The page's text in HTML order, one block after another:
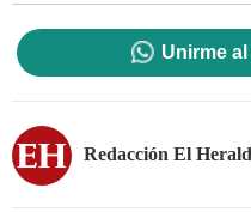
Unirme
Redacción El